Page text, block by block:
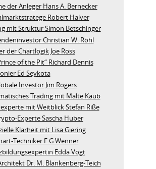
der Anleger Hans A. Bernecker
Robert Halver
mit Struktur Simon Betschinger
Christian W. Röhl
der Chartlogik Joe Ross
of the Pit“ Richard Dennis
Ed Seykota
Investor Jim Rogers
Trading mit Malte Kaub
mit Weitblick Stefan Riße
Experte Sascha Huber
Klarheit mit Lisa Giering
Techniker F.G Wenner
Edda Vogt
Dr. M. Blankenberg‑Teich